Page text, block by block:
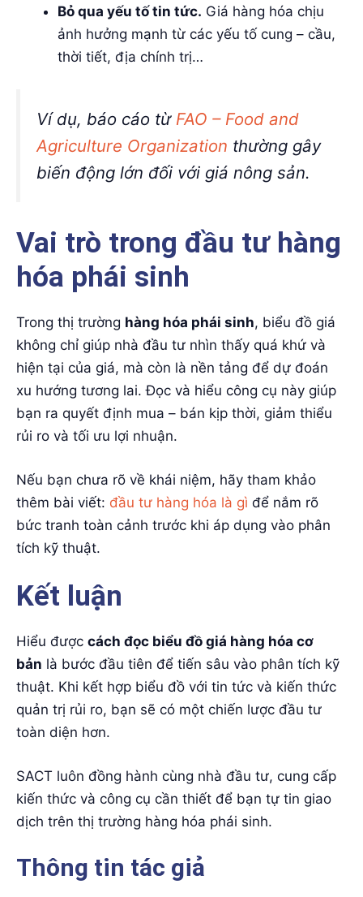
Bỏ qua yếu tố tin tức. Giá hàng hóa chịu
ảnh hưởng mạnh từ các yếu tố cung – cầu,
thời tiết, địa chính trị…
Ví dụ, báo cáo từ FAO – Food and
Agriculture Organization thường gây
biến động lớn đối với giá nông sản.
Vai trò trong đầu tư hàng
hóa phái sinh
Trong thị trường hàng hóa phái sinh, biểu đồ giá
không chỉ giúp nhà đầu tư nhìn thấy quá khứ và
hiện tại của giá, mà còn là nền tảng để dự đoán
xu hướng tương lai. Đọc và hiểu công cụ này giúp
bạn ra quyết định mua – bán kịp thời, giảm thiểu
rủi ro và tối ưu lợi nhuận.
Nếu bạn chưa rõ về khái niệm, hãy tham khảo
thêm bài viết: đầu tư hàng hóa là gì để nắm rõ
bức tranh toàn cảnh trước khi áp dụng vào phân
tích kỹ thuật.
Kết luận
Hiểu được cách đọc biểu đồ giá hàng hóa cơ
bản là bước đầu tiên để tiến sâu vào phân tích kỹ
thuật. Khi kết hợp biểu đồ với tin tức và kiến thức
quản trị rủi ro, bạn sẽ có một chiến lược đầu tư
toàn diện hơn.
SACT luôn đồng hành cùng nhà đầu tư, cung cấp
kiến thức và công cụ cần thiết để bạn tự tin giao
dịch trên thị trường hàng hóa phái sinh.
Thông tin tác giả